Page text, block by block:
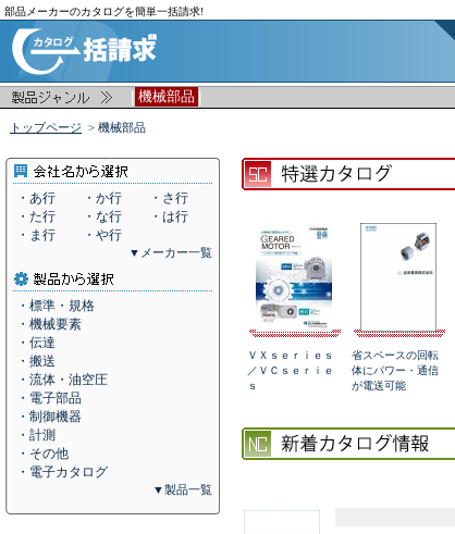
部品メーカーのカタログを簡単一括請求!
| 機械部品 |
トップページ > 機械部品
・あ行 ・か行
・さ行
・た行
・な行
・は行
・ま行
・や行
▼メーカー一覧
・標準・規格
・機械要素
・伝達
・搬送
・流体・油空圧
・電子部品
・制御機器
・計測
・その他
・電子カタログ
▼製品一覧
ＶＸｓｅｒｉｅｓ
／ＶＣｓｅｒｉｅ
ｓ
省スペースの回転
体にパワー・通信
が電送可能